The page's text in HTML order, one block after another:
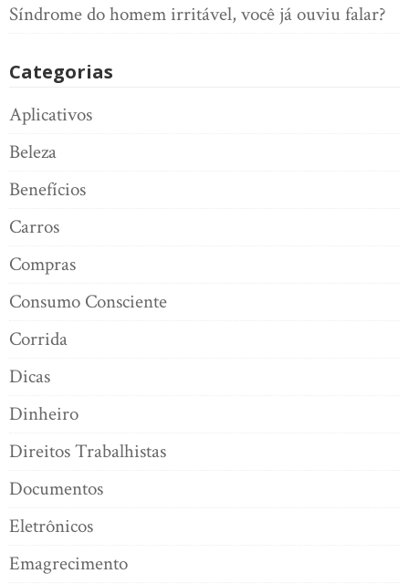
Síndrome do homem irritável, você já ouviu falar?
Categorias
Aplicativos
Beleza
Benefícios
Carros
Compras
Consumo Consciente
Corrida
Dicas
Dinheiro
Direitos Trabalhistas
Documentos
Eletrônicos
Emagrecimento